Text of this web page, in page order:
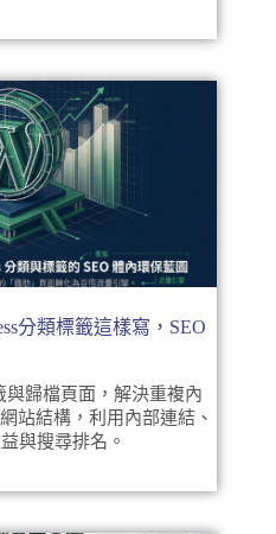
分類標籤這樣寫，SEO
與歸檔頁面，解決重複內
站結構，利用內部連結、
與搜尋排名。